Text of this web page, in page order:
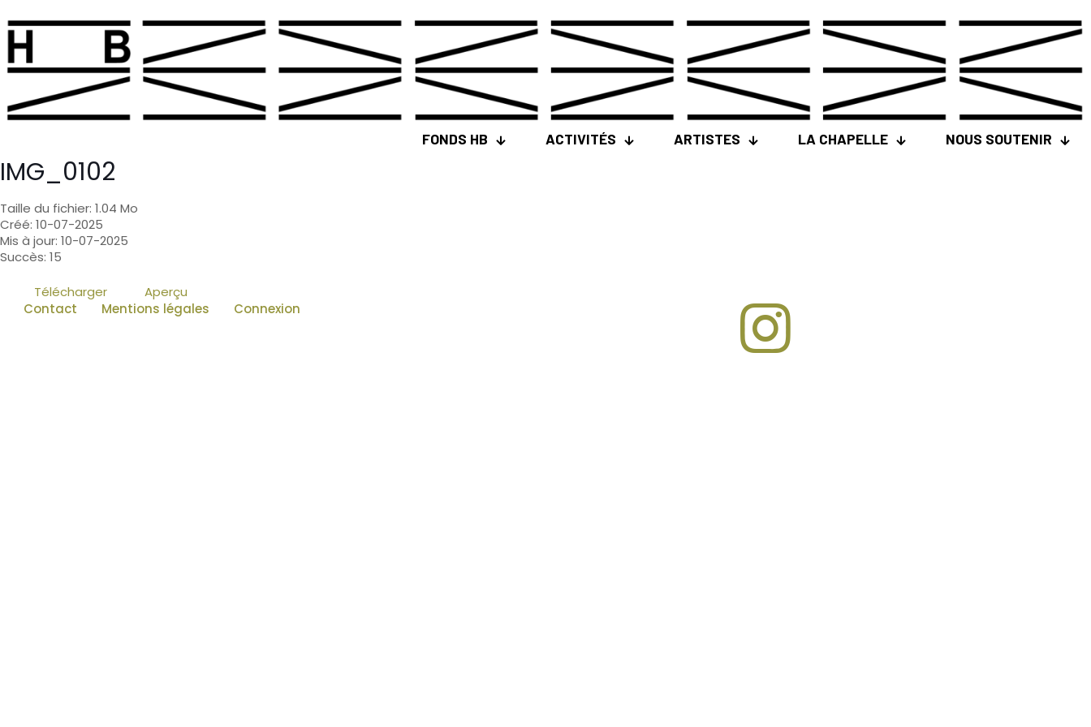
FONDS HB ACTIVITÉS ARTISTES LA CHAPELLE NOUS SOUTENIR
IMG_0102
Taille du fichier: 1.04 Mo
Créé: 10-07-2025
Mis à jour: 10-07-2025
Succès: 15
Télécharger
Aperçu
Contact
Mentions légales Connexion